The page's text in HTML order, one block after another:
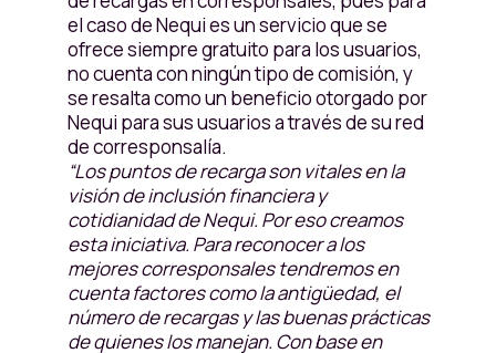
el caso de Nequi es un servicio que se
ofrece siempre gratuito para los usuarios,
no cuenta con ningún tipo de comisión, y
se resalta como un beneficio otorgado por
Nequi para sus usuarios a través de su red
de corresponsalía.
“Los puntos de recarga son vitales en la
visión de inclusión financiera y
cotidianidad de Nequi. Por eso creamos
esta iniciativa. Para reconocer a los
mejores corresponsales tendremos en
cuenta factores como la antigüedad, el
número de recargas y las buenas prácticas
de quienes los manejan. Con base en